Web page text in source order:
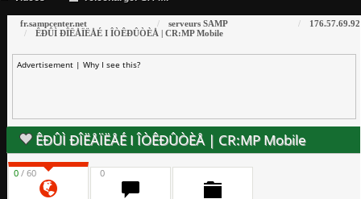
fr.sampcenter.net serveurs SAMP
176.57.69.92
ÊÐÛÌ ÐÎËÅÏËÅÉ I ÎÒÊÐÛÒÈÅ | CR:MP Mobile
Advertisement | Why I see this?
ÊÐÛÌ ÐÎËÅÏËÅÉ I ÎÒÊÐÛÒÈÅ | CR:MP Mobile
0/ 60 0